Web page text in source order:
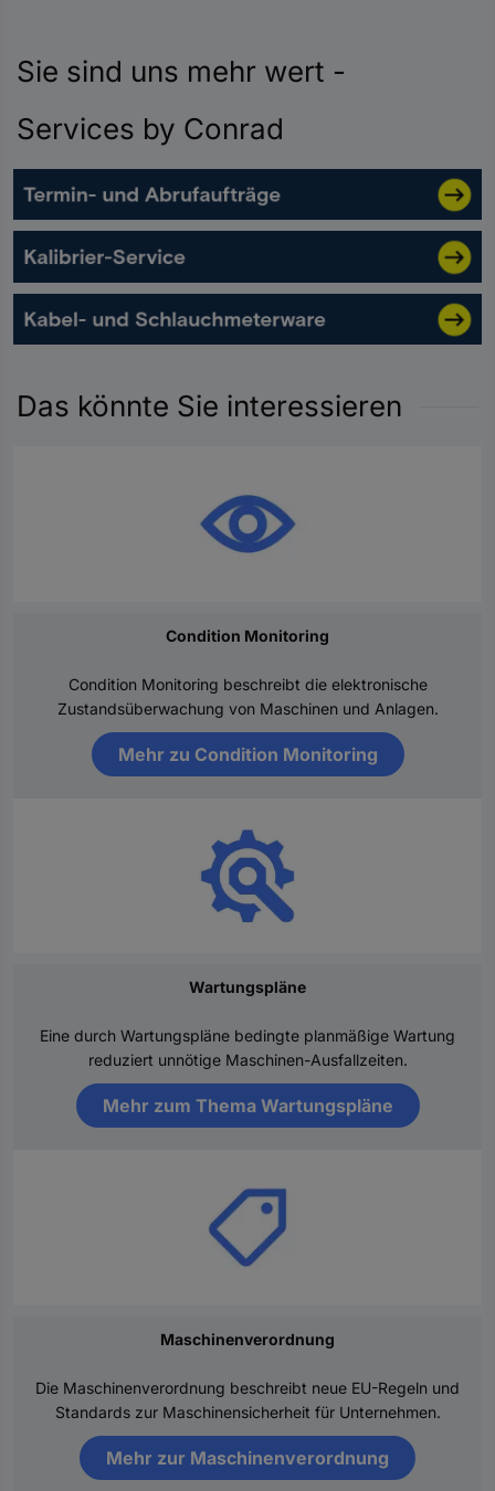
Sie sind uns mehr wert -
Services by Conrad
Das könnte Sie interessieren
Condition Monitoring
Condition Monitoring beschreibt die elektronische
Zustandsüberwachung von Maschinen und Anlagen.
Mehr zu Condition Monitoring
Wartungspläne
Eine durch Wartungspläne bedingte planmäßige Wartung
reduziert unnötige Maschinen-Ausfallzeiten.
Mehr zum Thema Wartungspläne
Maschinenverordnung
Die Maschinenverordnung beschreibt neue EU-Regeln und
Standards zur Maschinensicherheit für Unternehmen.
Mehr zur Maschinenverordnung